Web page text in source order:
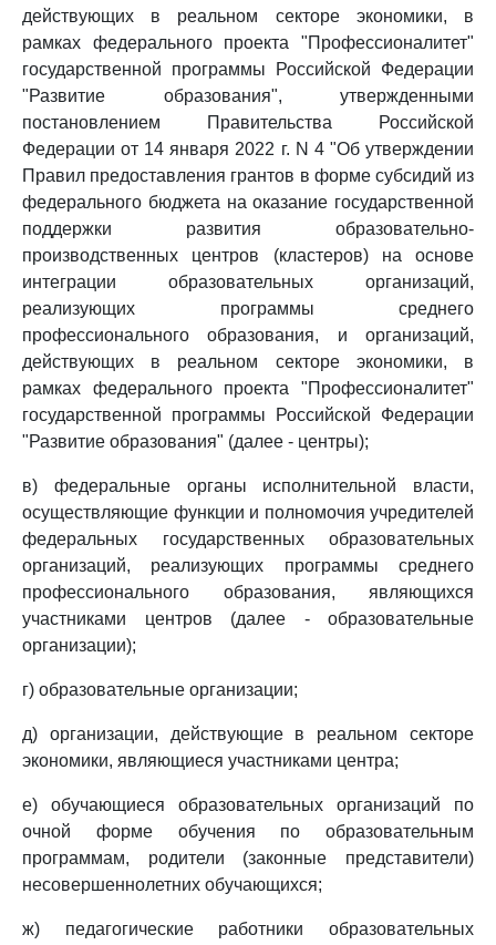
действующих в реальном секторе экономики, в
рамках федерального проекта "Профессионалитет"
государственной программы Российской Федерации
"Развитие образования", утвержденными
постановлением Правительства Российской
Федерации от 14 января 2022 г. N 4 "Об утверждении
Правил предоставления грантов в форме субсидий из
федерального бюджета на оказание государственной
поддержки развития образовательно-
производственных центров (кластеров) на основе
интеграции образовательных организаций,
реализующих программы среднего
профессионального образования, и организаций,
действующих в реальном секторе экономики, в
рамках федерального проекта "Профессионалитет"
государственной программы Российской Федерации
"Развитие образования" (далее - центры);
в) федеральные органы исполнительной власти,
осуществляющие функции и полномочия учредителей
федеральных государственных образовательных
организаций, реализующих программы среднего
профессионального образования, являющихся
участниками центров (далее - образовательные
организации);
г) образовательные организации;
д) организации, действующие в реальном секторе
экономики, являющиеся участниками центра;
е) обучающиеся образовательных организаций по
очной форме обучения по образовательным
программам, родители (законные представители)
несовершеннолетних обучающихся;
ж) педагогические работники образовательных